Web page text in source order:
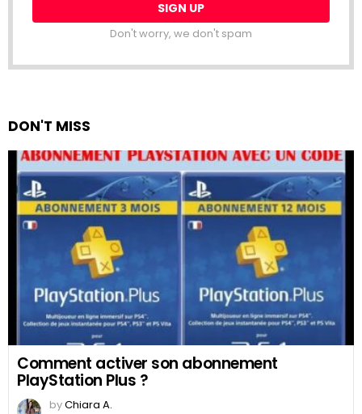
Don't worry, we don't spam
DON'T MISS
Comment activer son abonnement
PlayStation Plus ?
byChiara A.